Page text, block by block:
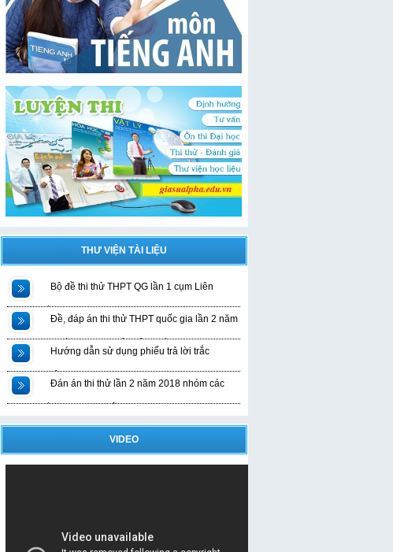
THƯ VIỆN TÀI LIỆU
Bộ đề thi thử THPT QG lần 1 cụm Liên
trường
Đề, đáp án thi thử THPT quốc gia lần 2 năm
2019 bài thi KHTN của liên trường
Hướng dẫn sử dụng phiếu trả lời trắc
nghiệm
Đán án thi thử lần 2 năm 2018 nhóm các
trường THPT Nghệ An
VIDEO